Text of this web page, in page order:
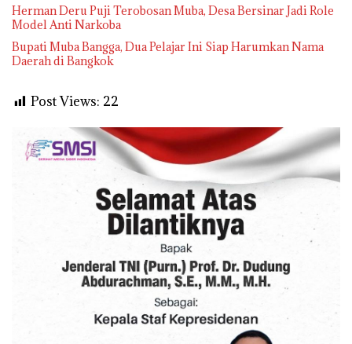
Herman Deru Puji Terobosan Muba, Desa Bersinar Jadi Role
Model Anti Narkoba
Bupati Muba Bangga, Dua Pelajar Ini Siap Harumkan Nama
Daerah di Bangkok
Post Views: 22